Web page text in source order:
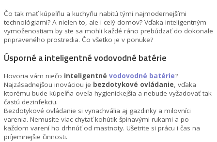
Čo tak mať kúpeľňu a kuchyňu nabitú tými najmodernejšími
technológiami? A nielen to, ale i celý domov? Vďaka inteligentným
vymoženostiam by ste sa mohli každé ráno prebúdzať do dokonale
pripraveného prostredia. Čo všetko je v ponuke?
Úsporné a inteligentné vodovodné batérie
Hovoria vám niečo inteligentné vodovodné batérie?
Najzásadnejšou inováciou je bezdotykové ovládanie, vďaka
ktorému bude kúpeľňa oveľa hygienickejšia a nebude vyžadovať tak
častú dezinfekciu.
Bezdotykové ovládanie si vynachvália aj gazdinky a milovníci
varenia. Nemusíte viac chytať kohútik špinavými rukami a po
každom varení ho drhnúť od mastnoty. Ušetrite si prácu i čas na
príjemnejšie činnosti.